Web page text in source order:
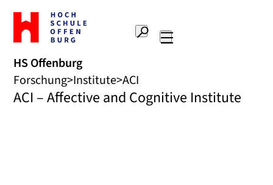
Zur
Startseite
Hochschule
Offenburg
Suche
HS Offenburg
Forschung Institute ACI
ACI – Affective and Cognitive Institute